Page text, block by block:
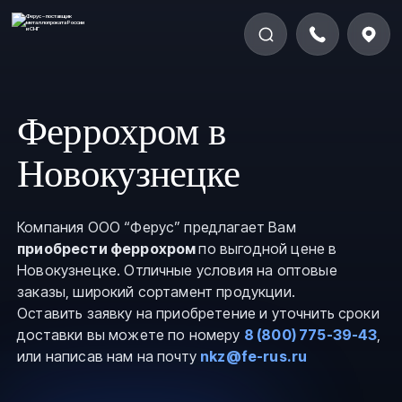
Феррохром в
Новокузнецке
Компания ООО “Ферус” предлагает Вам
приобрести феррохромпо выгодной цене в
Новокузнецке. Отличные условия на оптовые
заказы, широкий сортамент продукции.
Оставить заявку на приобретение и уточнить сроки
доставки вы можете по номеру 8 (800) 775-39-43,
или написав нам на почту nkz@fe-rus.ru